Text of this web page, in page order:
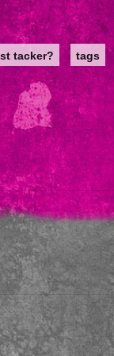
tacker? tags